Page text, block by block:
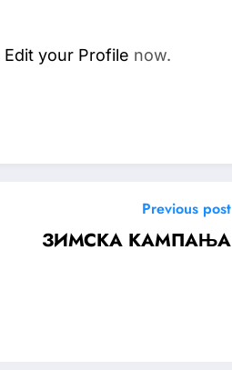
Edit your Profile now.
Previous post
ЗИМСКА КАМПАЊА